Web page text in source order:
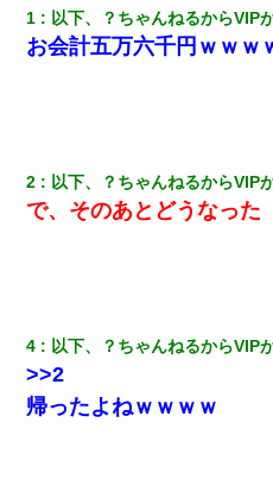
1 以下、？ちゃんねるからVIP
お会計五万六千円ｗｗｗ
2 以下、？ちゃんねるからVIP
で、そのあとどうなった
4 以下、？ちゃんねるからVIP
>>2
帰ったよねｗｗｗｗ